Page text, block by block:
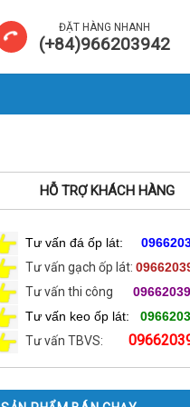
ĐẶT HÀNG NHANH
(+84)966203942
HỖ TRỢ KHÁCH HÀNG
Tư vấn đá ốp lát:
Tư vấn gạch ốp lát:
Tư vấn thi công
Tư vấn keo ốp lát:
Tư vấn TBVS: